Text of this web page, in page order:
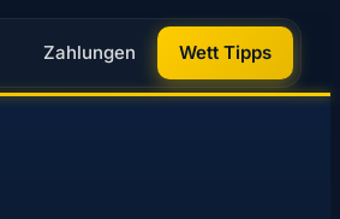
Zahlungen Wett Tipps